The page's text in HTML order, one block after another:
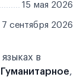
15 мая 2026
7 сентября 2026
языках в
Гуманитарное,